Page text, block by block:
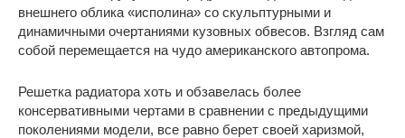
внешнего облика «исполина» со скульптурными и
динамичными очертаниями кузовных обвесов. Взгляд сам
собой перемещается на чудо американского автопрома.
Решетка радиатора хоть и обзавелась более
консервативными чертами в сравнении с предыдущими
поколениями модели, все равно берет своей харизмой,